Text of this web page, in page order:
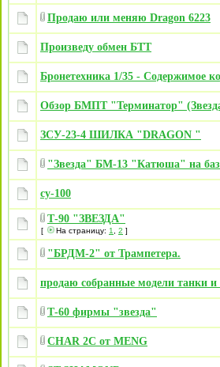
Продаю или меняю Dragon 6223
Произведу обмен БТТ
Бронетехника 1/35 - Содержимое
Обзор БМПТ "Терминатор"
ЗСУ-23-4 ШИЛКА "DRAGON "
"Звезда" БМ-13 "Катюша" на
су-100
Т-90 "ЗВЕЗДА"
[ На страницу: 1 2 ]
"БРДМ-2" от Трампетера.
продаю собранные модели танки и
Т-60 фирмы "звезда"
CHAR 2C от MENG